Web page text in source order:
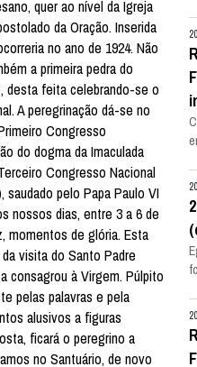
quer ao nível da Igreja
da Oração. Inserida
no ano de 1924. Não
a primeira pedra do
desta feita celebrando-se o
A peregrinação dá-se no
Congresso
do dogma da Imaculada
Congresso Nacional
pelo Papa Paulo VI
nossos dias, entre 3 a 6 de
momentos de glória. Esta
visita do Santo Padre
consagrou à Virgem. Púlpito
pelas palavras e pela
alusivos a figuras
ficará o peregrino a
no Santuário, de novo